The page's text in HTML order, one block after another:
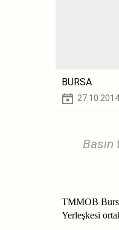
BURSA
27.10.2014
Basın
TMMOB
Yerleşkesi